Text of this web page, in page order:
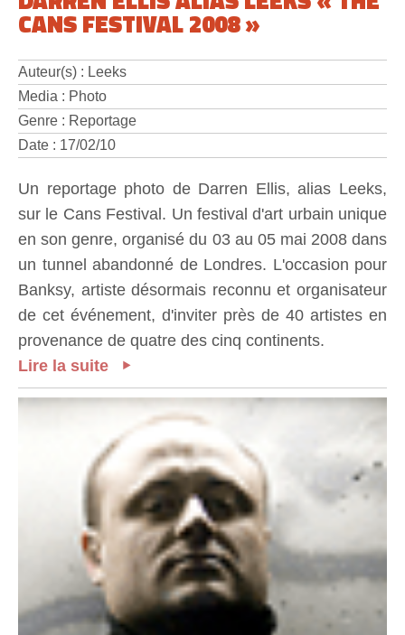
CANS FESTIVAL 2008 »
Auteur(s) : Leeks
Media : Photo
Genre : Reportage
Date : 17/02/10
Un reportage photo de Darren Ellis, alias Leeks,
sur le Cans Festival. Un festival d'art urbain unique
en son genre, organisé du 03 au 05 mai 2008 dans
un tunnel abandonné de Londres. L'occasion pour
Banksy, artiste désormais reconnu et organisateur
de cet événement, d'inviter près de 40 artistes en
provenance de quatre des cinq continents.
Lire la suite